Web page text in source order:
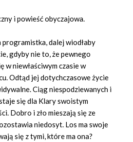
i powieść obyczajowa.
programistka, dalej wiodłaby
gdyby nie to, że pewnego
w niewłaściwym czasie w
Odtąd jej dotychczasowe życie
Ciąg niespodziewanych i
się dla Klary swoistym
Dobro i zło mieszają się ze
niedosyt. Los ma swoje
się z tymi, które ma ona?